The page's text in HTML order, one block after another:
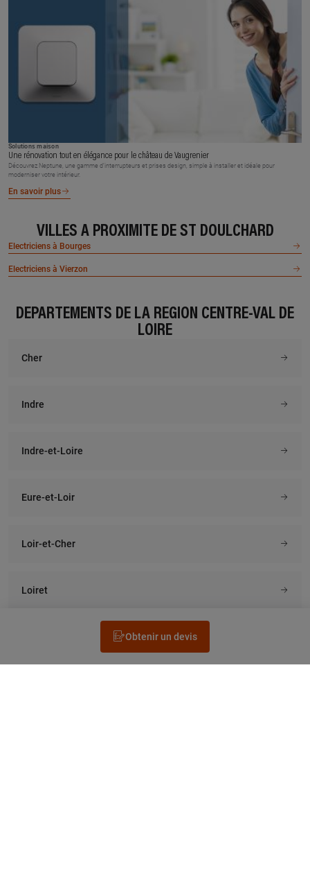
Obtenir un devis
Solutions maison
Une rénovation tout en élégance pour le château de Vaugrenier
Découvrez Neptune, une gamme d’interrupteurs et prises design, simple à installer et idéale pour
moderniser votre intérieur.
En savoir plus
VILLES À PROXIMITÉ DE ST DOULCHARD
Electriciens à Bourges
Electriciens à Vierzon
DÉPARTEMENTS DE LA RÉGION CENTRE-VAL DE
LOIRE
Cher
Indre
Indre-et-Loire
Eure-et-Loir
Loir-et-Cher
Loiret